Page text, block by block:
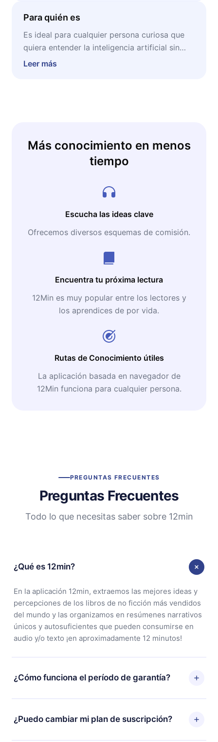
Para quién es
Es ideal para cualquier persona curiosa que
quiera entender la inteligencia artificial sin
necesidad de ser ingeniero ni programador. Si
Leer más
Más conocimiento en menos
tiempo
Escucha las ideas clave
Ofrecemos diversos esquemas de comisión.
Encuentra tu próxima lectura
12Min es muy popular entre los lectores y
los aprendices de por vida.
Rutas de Conocimiento útiles
La aplicación basada en navegador de
12Min funciona para cualquier persona.
PREGUNTAS FRECUENTES
Preguntas Frecuentes
Todo lo que necesitas saber sobre 12min
¿Qué es 12min?
En la aplicación 12min, extraemos las mejores ideas y
percepciones de los libros de no ficción más vendidos
del mundo y las organizamos en resúmenes narrativos
únicos y autosuficientes que pueden consumirse en
audio y/o texto ¡en aproximadamente 12 minutos!
¿Cómo funciona el período de garantía?
Puedes descargar nuestra aplicación y comenzar a
disfrutar de nuestra biblioteca. Si por alguna razón no
estás satisfecho con nuestra plataforma, simplemente
¿Puedo cambiar mi plan de suscripción?